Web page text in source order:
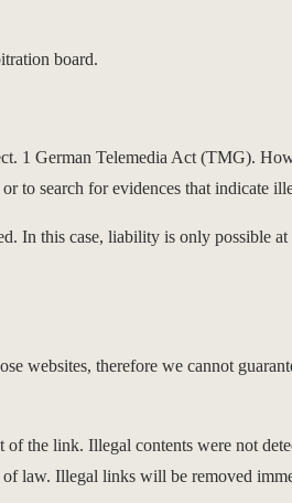
board.
1 German Telemedia Act (TMG).
to search for evidences that indicate
In this case, liability is only possible
websites, therefore we cannot
the link. Illegal contents were not
law. Illegal links will be removed